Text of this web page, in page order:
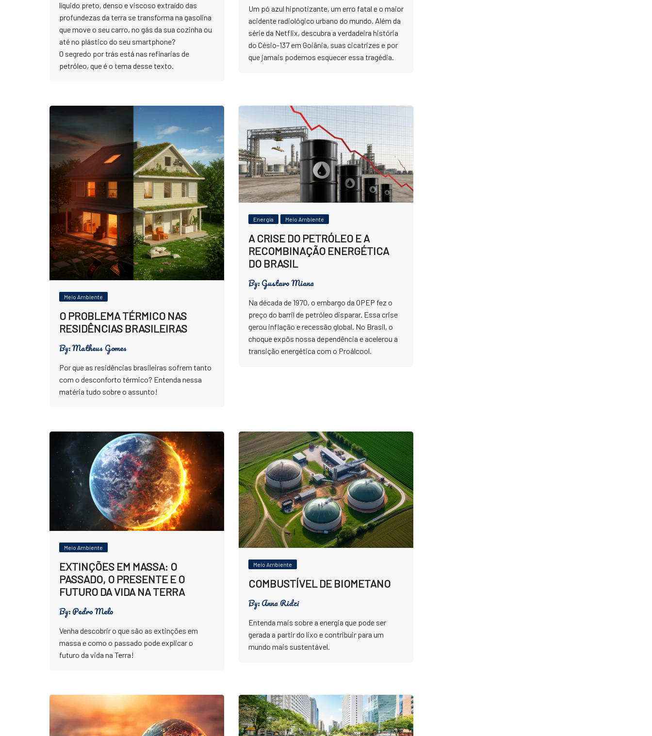
líquido preto, denso e viscoso extraído das
profundezas da terra se transforma na gasolina
que move o seu carro, no gás da sua cozinha ou
até no plástico do seu smartphone?
​O segredo por trás está nas refinarias de
petróleo, que é o tema desse texto.
Um pó azul hipnotizante, um erro fatal e o maior
acidente radiológico urbano do mundo. Além da
série da Netflix, descubra a verdadeira história
do Césio-137 em Goiânia, suas cicatrizes e por
que jamais podemos esquecer essa tragédia.
Meio Ambiente
O PROBLEMA TÉRMICO NAS
RESIDÊNCIAS BRASILEIRAS
By:Matheus Gomes
Por que as residências brasileiras sofrem tanto
com o desconforto térmico? Entenda nessa
matéria tudo sobre o assunto!
Energia Meio Ambiente
A CRISE DO PETRÓLEO E A
RECOMBINAÇÃO ENERGÉTICA
DO BRASIL
By:Gustavo Miana
Na década de 1970, o embargo da OPEP fez o
preço do barril de petróleo disparar. Essa crise
gerou inflação e recessão global. No Brasil, o
choque expôs nossa dependência e acelerou a
transição energética com o Proálcool.
Meio Ambiente
EXTINÇÕES EM MASSA: O
PASSADO, O PRESENTE E O
FUTURO DA VIDA NA TERRA
By:Pedro Melo
Venha descobrir o que são as extinções em
massa e como o passado pode explicar o
futuro da vida na Terra!
Meio Ambiente
COMBUSTÍVEL DE BIOMETANO
By:Anna Ridzi
Entenda mais sobre a energia que pode ser
gerada a partir do lixo e contribuir para um
mundo mais sustentável.